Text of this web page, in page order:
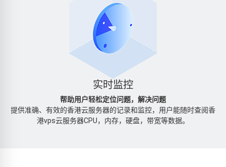
实时监控
帮助用户轻松定位问题，解决问题
提供准确、有效的香港云服务器的记录和监控，用户能随时查阅香
港vps云服务器CPU，内存，硬盘，带宽等数据。